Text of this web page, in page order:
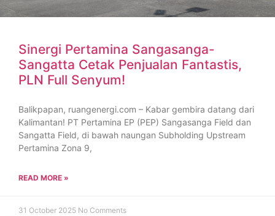
Sinergi Pertamina Sangasanga-
Sangatta Cetak Penjualan Fantastis,
PLN Full Senyum!
Balikpapan, ruangenergi.com – Kabar gembira datang dari
Kalimantan! PT Pertamina EP (PEP) Sangasanga Field dan
Sangatta Field, di bawah naungan Subholding Upstream
Pertamina Zona 9,
READ MORE »
31 October 2025 No Comments